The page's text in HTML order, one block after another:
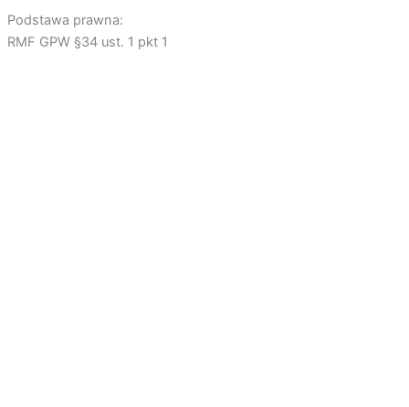
Podstawa prawna:
RMF GPW §34 ust. 1 pkt 1